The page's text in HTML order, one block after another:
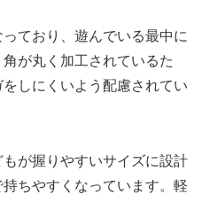
ており、遊んでいる最中に
が丸く加工されているた
しにくいよう配慮されてい
が握りやすいサイズに設計
ちやすくなっています。軽